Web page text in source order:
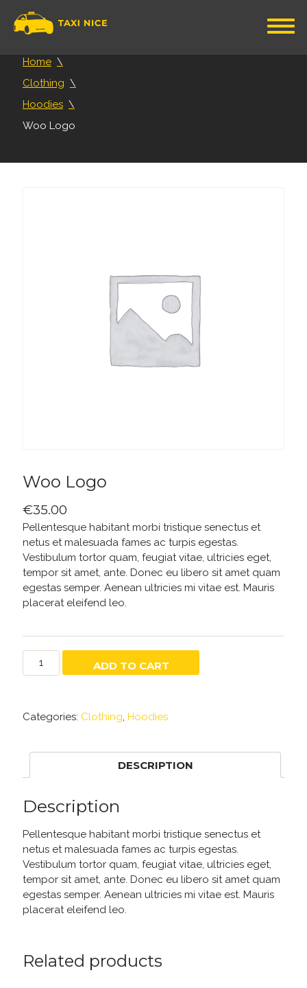
Home
Clothing
Hoodies
Woo Logo
Woo Logo
€35.00
Pellentesque habitant morbi tristique senectus et
netus et malesuada fames ac turpis egestas.
Vestibulum tortor quam, feugiat vitae, ultricies eget,
tempor sit amet, ante. Donec eu libero sit amet quam
egestas semper. Aenean ultricies mi vitae est. Mauris
placerat eleifend leo.
Woo
Logo
ADD TO CART
Categories: Clothing, Hoodies
DESCRIPTION
Description
Pellentesque habitant morbi tristique senectus et
netus et malesuada fames ac turpis egestas.
Vestibulum tortor quam, feugiat vitae, ultricies eget,
tempor sit amet, ante. Donec eu libero sit amet quam
egestas semper. Aenean ultricies mi vitae est. Mauris
placerat eleifend leo.
Related products